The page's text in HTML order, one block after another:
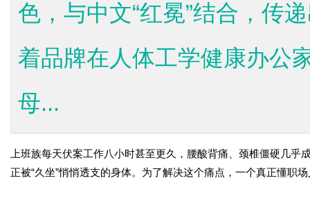
色，与中文“红冕”结合，传
着品牌在人体工学健康办公
母...
上班族每天伏案工作八小时甚至更久，腰酸背痛、颈椎僵硬几乎
正被“久坐”悄悄透支的身体。为了解决这个痛点，一个真正懂